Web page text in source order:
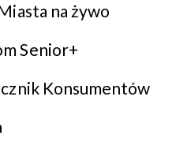
na żywo
Senior+
Konsumentów